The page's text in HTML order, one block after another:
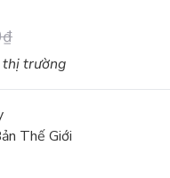
thị trường
Thế Giới